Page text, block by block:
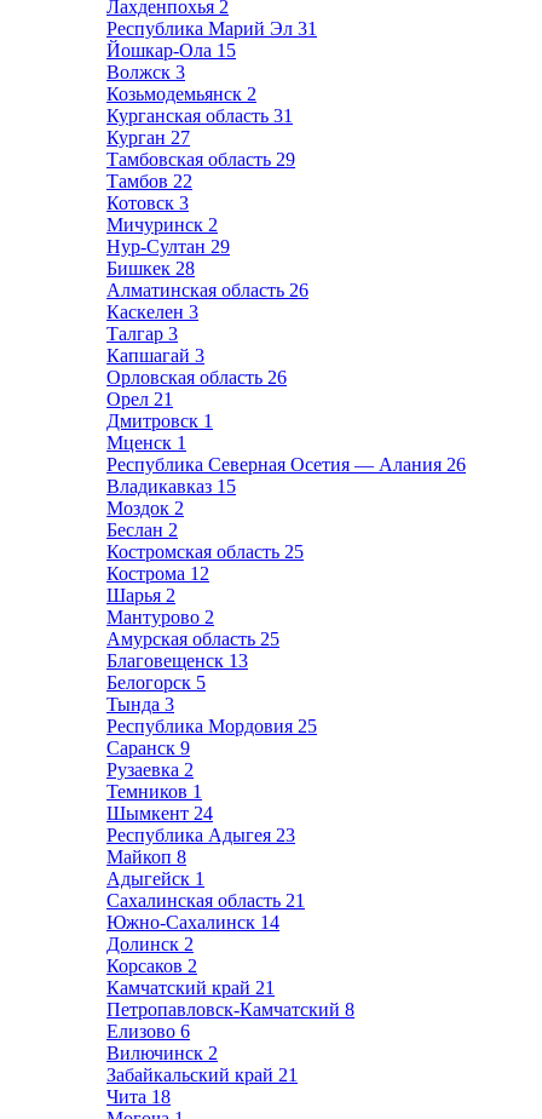
Лахденпохья 2
Республика Марий Эл 31
Йошкар-Ола 15
Волжск 3
Козьмодемьянск 2
Курганская область 31
Курган 27
Тамбовская область 29
Тамбов 22
Котовск 3
Мичуринск 2
Нур-Султан 29
Бишкек 28
Алматинская область 26
Каскелен 3
Талгар 3
Капшагай 3
Орловская область 26
Орел 21
Дмитровск 1
Мценск 1
Республика Северная Осетия — Алания 26
Владикавказ 15
Моздок 2
Беслан 2
Костромская область 25
Кострома 12
Шарья 2
Мантурово 2
Амурская область 25
Благовещенск 13
Белогорск 5
Тында 3
Республика Мордовия 25
Саранск 9
Рузаевка 2
Темников 1
Шымкент 24
Республика Адыгея 23
Майкоп 8
Адыгейск 1
Сахалинская область 21
Южно-Сахалинск 14
Долинск 2
Корсаков 2
Камчатский край 21
Петропавловск-Камчатский 8
Елизово 6
Вилючинск 2
Забайкальский край 21
Чита 18